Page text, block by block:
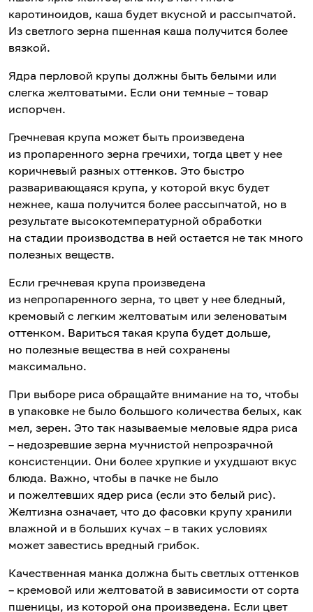
каротиноидов, каша будет вкусной и рассыпчатой.
Из светлого зерна пшенная каша получится более
вязкой.
Ядра перловой крупы должны быть белыми или
слегка желтоватыми. Если они темные – товар
испорчен.
Гречневая крупа может быть произведена
из пропаренного зерна гречихи, тогда цвет у нее
коричневый разных оттенков. Это быстро
разваривающаяся крупа, у которой вкус будет
нежнее, каша получится более рассыпчатой, но в
результате высокотемпературной обработки
на стадии производства в ней остается не так много
полезных веществ.
Если гречневая крупа произведена
из непропаренного зерна, то цвет у нее бледный,
кремовый с легким желтоватым или зеленоватым
оттенком. Вариться такая крупа будет дольше,
но полезные вещества в ней сохранены
максимально.
При выборе риса обращайте внимание на то, чтобы
в упаковке не было большого количества белых, как
мел, зерен. Это так называемые меловые ядра риса
– недозревшие зерна мучнистой непрозрачной
консистенции. Они более хрупкие и ухудшают вкус
блюда. Важно, чтобы в пачке не было
и пожелтевших ядер риса (если это белый рис).
Желтизна означает, что до фасовки крупу хранили
влажной и в больших кучах – в таких условиях
может завестись вредный грибок.
Качественная манка должна быть светлых оттенков
– кремовой или желтоватой в зависимости от сорта
пшеницы, из которой она произведена. Если цвет